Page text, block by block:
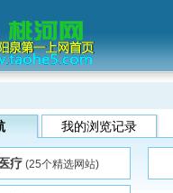
我的浏览记录
疗(25个精选网站)